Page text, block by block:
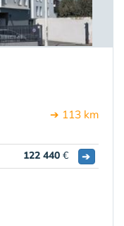
➔ 113 km
122 440 € ➔